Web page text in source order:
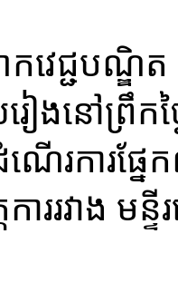
វេជ្ជបណ្ឌិ
រៀងនៅព្រឹ
ណើរការផ្
ររវាង មន្